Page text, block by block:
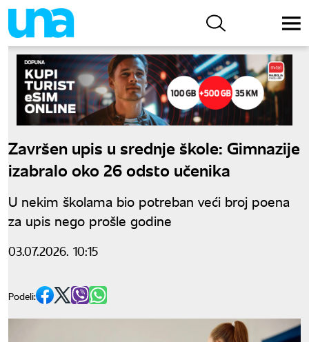
Završen upis u srednje škole: Gimnazije
izabralo oko 26 odsto učenika
U nekim školama bio potreban veći broj poena
za upis nego prošle godine
03.07.2026. 10:15
Podeli: